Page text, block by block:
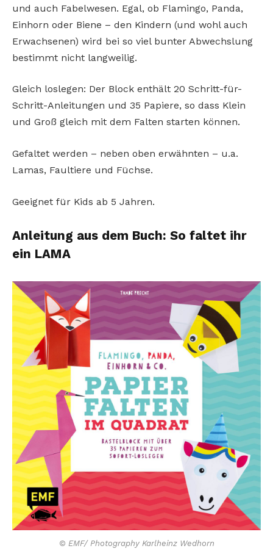
und auch Fabelwesen. Egal, ob Flamingo, Panda,
Einhorn oder Biene – den Kindern (und wohl auch
Erwachsenen) wird bei so viel bunter Abwechslung
bestimmt nicht langweilig.
Gleich loslegen: Der Block enthält 20 Schritt-für-
Schritt-Anleitungen und 35 Papiere, so dass Klein
und Groß gleich mit dem Falten starten können.
Gefaltet werden – neben oben erwähnten – u.a.
Lamas, Faultiere und Füchse.
Geeignet für Kids ab 5 Jahren.
Anleitung aus dem Buch: So faltet ihr
ein LAMA
© EMF/ Photography Karlheinz Wedhorn